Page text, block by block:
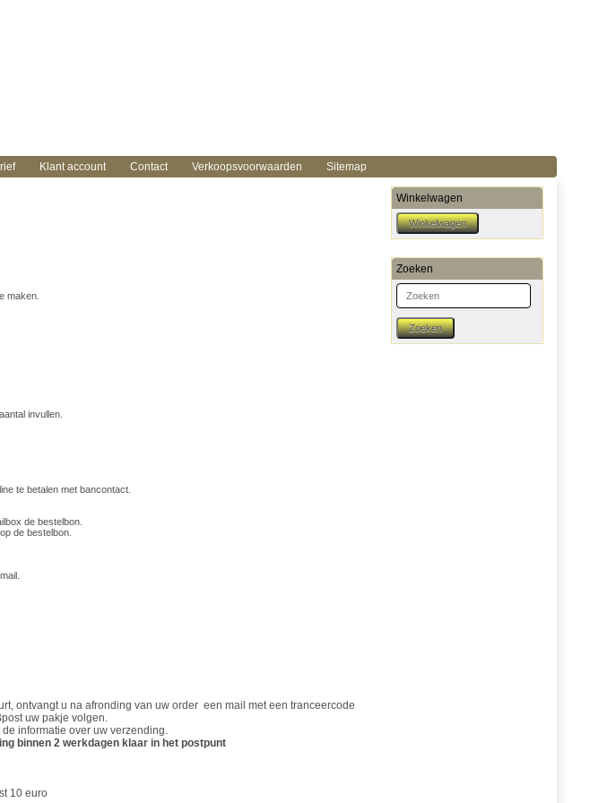
Klant account Contact Verkoopsvoorwaarden Sitemap
maken.
invullen.
te betalen met bancontact.
de bestelbon.
de bestelbon.
ontvangt u na afronding van uw order een mail met een tranceercode
uw pakje volgen.
informatie over uw verzending.
binnen 2 werkdagen klaar in het postpunt
10 euro
Winkelwagen
Zoeken
Zoeken